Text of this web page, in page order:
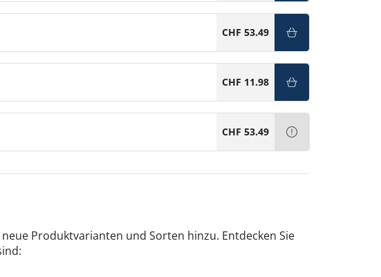
CHF 53.49
CHF 11.98
CHF 53.49
Produktvarianten und Sorten hinzu. Entdecken Sie